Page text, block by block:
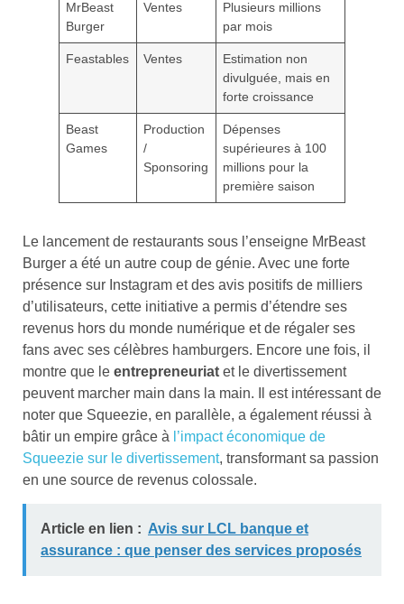
MrBeast
Burger
Ventes
Plusieurs millions
par mois
Feastables Ventes
Estimation non
divulguée, mais en
forte croissance
Beast
Games
Production
/
Sponsoring
Dépenses
supérieures à 100
millions pour la
première saison
Le lancement de restaurants sous l’enseigne MrBeast
Burger a été un autre coup de génie. Avec une forte
présence sur Instagram et des avis positifs de milliers
d’utilisateurs, cette initiative a permis d’étendre ses
revenus hors du monde numérique et de régaler ses
fans avec ses célèbres hamburgers. Encore une fois, il
montre que le entrepreneuriat et le divertissement
peuvent marcher main dans la main. Il est intéressant de
noter que Squeezie, en parallèle, a également réussi à
bâtir un empire grâce à l’impact économique de
Squeezie sur le divertissement, transformant sa passion
en une source de revenus colossale.
Article en lien : Avis sur LCL banque et
assurance : que penser des services proposés